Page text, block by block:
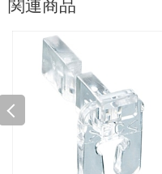
関連商品